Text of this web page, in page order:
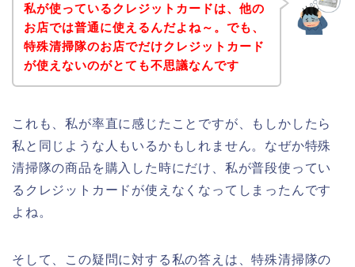
私が使っているクレジットカードは、他の
お店では普通に使えるんだよね～。でも、
特殊清掃隊のお店でだけクレジットカード
が使えないのがとても不思議なんです
これも、私が率直に感じたことですが、もしかしたら
私と同じような人もいるかもしれません。なぜか特殊
清掃隊の商品を購入した時にだけ、私が普段使ってい
るクレジットカードが使えなくなってしまったんです
よね。
そして、この疑問に対する私の答えは、特殊清掃隊の